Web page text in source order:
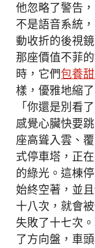
他忽略了警告
不是語音系統
動收折的後視
那座價值不菲
時，它們包養
樣，優雅地縮
「你還是別看
感覺心臟快要
座高聳入雲、
式停車塔，正
的綠光。這棟
始終空著，並
十八次，就會
失敗了十七次
了方向盤，車